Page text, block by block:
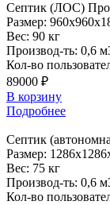
Септик (ЛОС)
Размер:
Вес: 90 кг
Производ-ть: 0,6
Кол-во
89000 ₽
В корзину
Подробнее
Септик
Размер:
Вес: 75 кг
Производ-ть: 0,6
Кол-во